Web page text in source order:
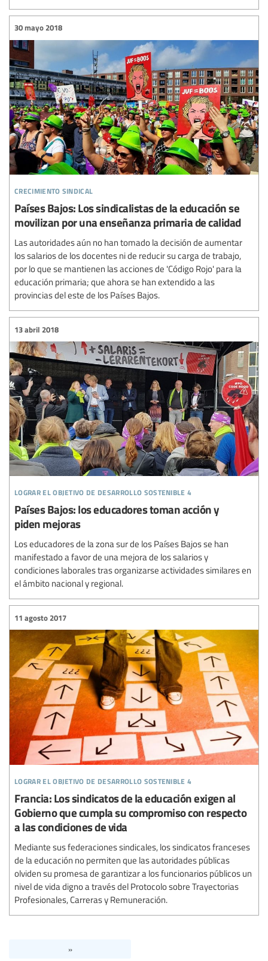
crecimiento sindical
30 mayo 2018
Países Bajos: Los sindicalistas de la educación se
movilizan por una enseñanza primaria de calidad
Las autoridades aún no han tomado la decisión de aumentar
los salarios de los docentes ni de reducir su carga de trabajo,
por lo que se mantienen las acciones de 'Código Rojo' para la
educación primaria; que ahora se han extendido a las
provincias del este de los Países Bajos.
lograr el objetivo de desarrollo sostenible 4
13 abril 2018
Países Bajos: los educadores toman acción y
piden mejoras
Los educadores de la zona sur de los Países Bajos se han
manifestado a favor de una mejora de los salarios y
condiciones laborales tras organizarse actividades similares en
el ámbito nacional y regional.
lograr el objetivo de desarrollo sostenible 4
11 agosto 2017
Francia: Los sindicatos de la educación exigen al
Gobierno que cumpla su compromiso con respecto
a las condiciones de vida
Mediante sus federaciones sindicales, los sindicatos franceses
de la educación no permiten que las autoridades públicas
olviden su promesa de garantizar a los funcionarios públicos un
nivel de vida digno a través del Protocolo sobre Trayectorias
Profesionales, Carreras y Remuneración.
»